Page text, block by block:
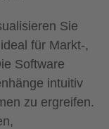
Sie
für Markt-,
Software
intuitiv
zu ergreifen.